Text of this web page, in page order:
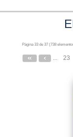
Página 33 de 37 (738
23